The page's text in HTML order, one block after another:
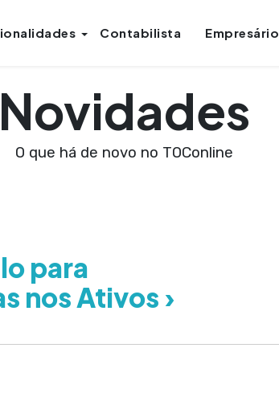
Contabilista Empresário
Novidades
O que há de novo no TOConline
para
nos Ativos ›